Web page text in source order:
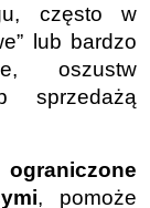
często w
lub bardzo
oszustw
sprzedażą
, pomoże